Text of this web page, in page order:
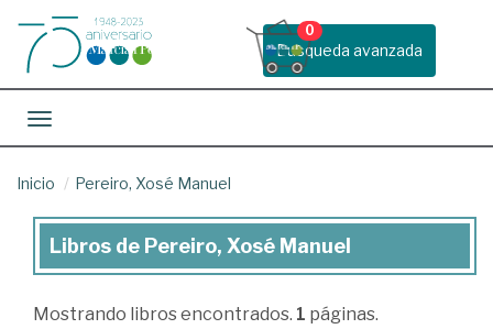
Busqueda avanzada
0
Toggle navigation
Inicio Pereiro, Xosé Manuel
Libros
Libros de Pereiro, Xosé Manuel
Mostrando libros encontrados. 1 páginas.